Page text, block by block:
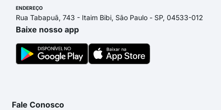
ENDEREÇO
Rua Tabapuã, 743 - Itaim Bibi, São Paulo - SP, 04533-012
Baixe nosso app
Fale Conosco